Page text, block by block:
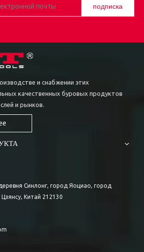
подписка
и снабжении этих
качественных буровых продуктов
и рынков.
Синлонг, город Яоциао, город
Китай 212130